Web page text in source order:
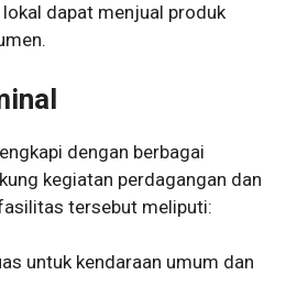
dapat menjual produk
dengan berbagai
kegiatan perdagangan dan
tersebut meliputi:
untuk kendaraan umum dan